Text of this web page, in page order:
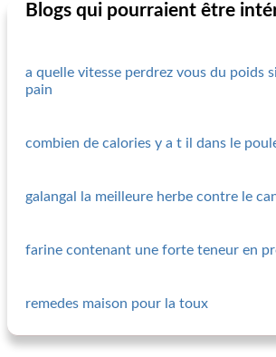
Blogs qui pourraient être
a quelle vitesse perdrez vous du poids
pain
combien de calories y a t il dans le
galangal la meilleure herbe contre le
farine contenant une forte teneur en
remedes maison pour la toux